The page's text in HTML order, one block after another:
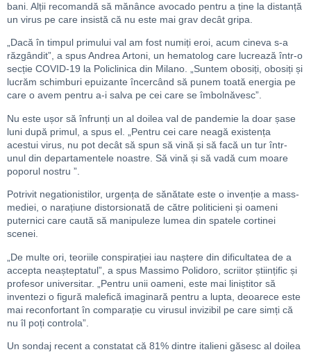
bani. Alții recomandă să mănânce avocado pentru a ține la distanță
un virus pe care insistă că nu este mai grav decât gripa.
„Dacă în timpul primului val am fost numiți eroi, acum cineva s-a
răzgândit”, a spus Andrea Artoni, un hematolog care lucrează într-o
secție COVID-19 la Policlinica din Milano. „Suntem obosiți, obosiți și
lucrăm schimburi epuizante încercând să punem toată energia pe
care o avem pentru a-i salva pe cei care se îmbolnăvesc”.
Nu este ușor să înfrunți un al doilea val de pandemie la doar șase
luni după primul, a spus el. „Pentru cei care neagă existența
acestui virus, nu pot decât să spun să vină și să facă un tur într-
unul din departamentele noastre. Să vină și să vadă cum moare
poporul nostru ”.
Potrivit negationistilor, urgența de sănătate este o invenție a mass-
mediei, o narațiune distorsionată de către politicieni și oameni
puternici care caută să manipuleze lumea din spatele cortinei
scenei.
„De multe ori, teoriile conspirației iau naștere din dificultatea de a
accepta neașteptatul”, a spus Massimo Polidoro, scriitor științific și
profesor universitar. „Pentru unii oameni, este mai liniștitor să
inventezi o figură malefică imaginară pentru a lupta, deoarece este
mai reconfortant în comparație cu virusul invizibil pe care simți că
nu îl poți controla”.
Un sondaj recent a constatat că 81% dintre italieni găsesc al doilea